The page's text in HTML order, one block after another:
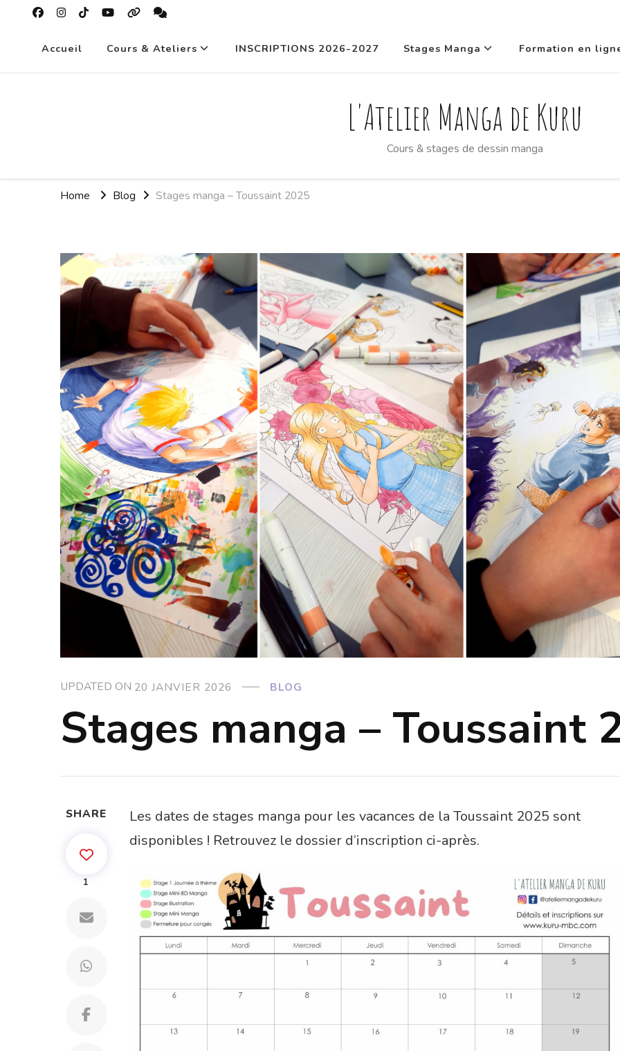
Accueil Cours & Ateliers INSCRIPTIONS 2026-2027 Stages Manga Formation en
L'Atelier Manga de Kuru
Cours & stages de dessin manga
Home Blog Stages manga – Toussaint 2025
UPDATED ON 20 JANVIER 2026 BLOG
Stages manga – Toussaint
SHARE
1
Les dates de stages manga pour les vacances de la Toussaint 2025 sont
disponibles ! Retrouvez le dossier d’inscription ci-après.